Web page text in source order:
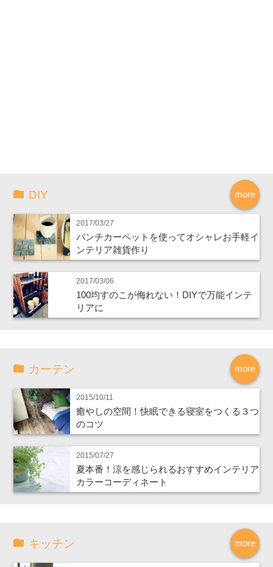
more
DIY
2017/03/27
パンチカーペットを使ってオシャレお手軽イ
ンテリア雑貨作り
2017/03/06
100均すのこが侮れない！DIYで万能インテ
リアに
more
カーテン
2015/10/11
癒やしの空間！快眠できる寝室をつくる３つ
のコツ
2015/07/27
夏本番！涼を感じられるおすすめインテリア
カラーコーディネート
more
キッチン